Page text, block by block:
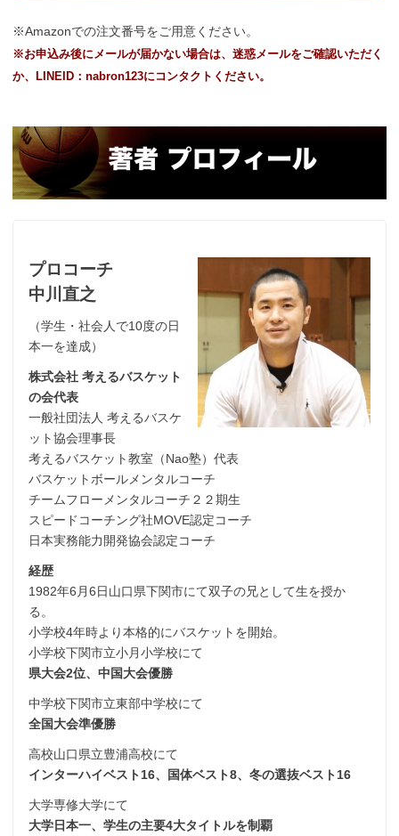
※Amazonでの注文番号をご用意ください。
※お申込み後にメールが届かない場合は、迷惑メールをご確認いただく
か、LINEID：nabron123にコンタクトください。
プロコーチ
中川直之
（学生・社会人で10度の日
本一を達成）
株式会社 考えるバスケット
の会代表
一般社団法人 考えるバスケ
ット協会理事長
考えるバスケット教室（Nao塾）代表
バスケットボールメンタルコーチ
チームフローメンタルコーチ２２期生
スピードコーチング社MOVE認定コーチ
日本実務能力開発協会認定コーチ
経歴
1982年6月6日山口県下関市にて双子の兄として生を授か
る。
小学校4年時より本格的にバスケットを開始。
小学校下関市立小月小学校にて
県大会2位、中国大会優勝
中学校下関市立東部中学校にて
全国大会準優勝
高校山口県立豊浦高校にて
インターハイベスト16、国体ベスト8、冬の選抜ベスト16
大学専修大学にて
大学日本一、学生の主要4大タイトルを制覇